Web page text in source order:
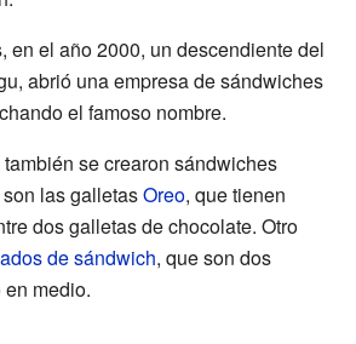
en el año 2000, un descendiente del
abrió una empresa de sándwiches
el famoso nombre.
también se crearon sándwiches
las galletasOreo, que tienen
dos galletas de chocolate. Otro
de sándwich, que son dos
medio.